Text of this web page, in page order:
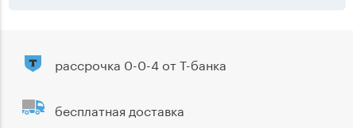
рассрочка 0-0-4 от Т-банка
бесплатная доставка